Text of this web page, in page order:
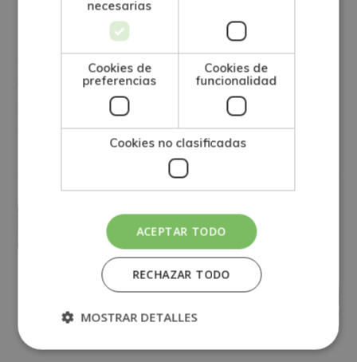
Para saber enviar un mensaje con una imagen hay
que conocer las connotaciones psicológicas con las
que se relacionan los tonos del color. Por ejemplo, los
colores calientes, como el rojo o el naranja, son
excitantes y los fríos, como el azul, son relajantes.
inmobiliaria
28 DE ENERO DE 2022
La escucha activa, ¿por qué es
23 DE FEBRERO DE 2022
necesarias
Cookies de
preferencias
Cookies de
funcionalidad
Cookies no clasificadas
ACEPTAR TODO
RECHAZAR TODO
MOSTRAR DETALLES